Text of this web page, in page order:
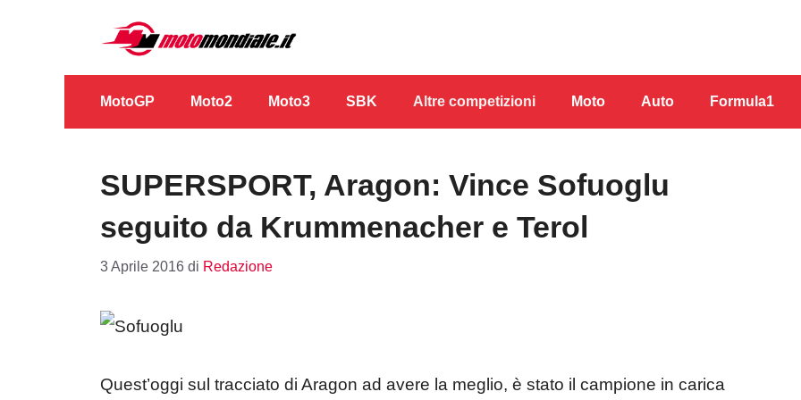
contenuto
MotoGP Moto2 Moto3 SBK Altre competizioni Moto Auto Formula1
SUPERSPORT, Aragon: Vince Sofuoglu
seguito da Krummenacher e Terol
3 Aprile 2016 di Redazione
Quest’oggi sul tracciato di Aragon ad avere la meglio, è stato il campione in carica